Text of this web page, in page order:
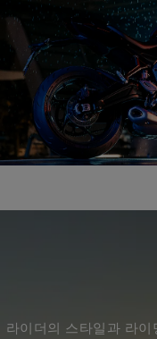
라이더의 스타일과 라